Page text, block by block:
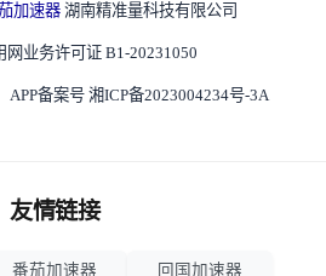
加速器 湖南精准量科技有限公司
网业务许可证 B1-20231050
APP备案号 湘ICP备2023004234号-3A
友情链接
番茄加速器 回国加速器